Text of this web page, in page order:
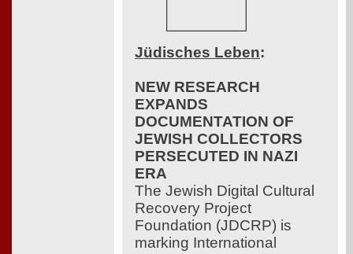
Jüdisches Leben:
NEW RESEARCH
EXPANDS
DOCUMENTATION OF
JEWISH COLLECTORS
PERSECUTED IN NAZI
ERA
The Jewish Digital Cultural
Recovery Project
Foundation (JDCRP) is
marking International